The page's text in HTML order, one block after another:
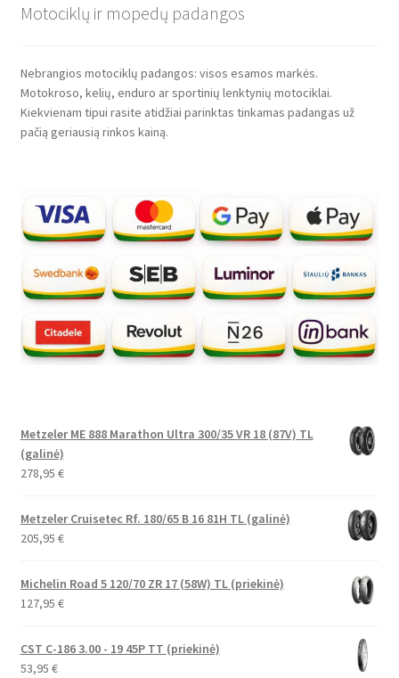
Motociklų ir mopedų padangos
Nebrangios motociklų padangos: visos esamos markės.
Motokroso, kelių, enduro ar sportinių lenktynių motociklai.
Kiekvienam tipui rasite atidžiai parinktas tinkamas padangas už
pačią geriausią rinkos kainą.
Metzeler ME 888 Marathon Ultra 300/35 VR 18 (87V) TL
(galinė)
278,95 €
Metzeler Cruisetec Rf. 180/65 B 16 81H TL (galinė)
205,95 €
Michelin Road 5 120/70 ZR 17 (58W) TL (priekinė)
127,95 €
CST C-186 3.00 - 19 45P TT (priekinė)
53,95 €